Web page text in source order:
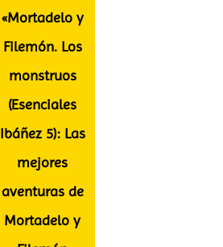
«Mortadelo y
Filemón. Los
monstruos
(Esenciales
Ibáñez 5): Las
mejores
aventuras de
Mortadelo y